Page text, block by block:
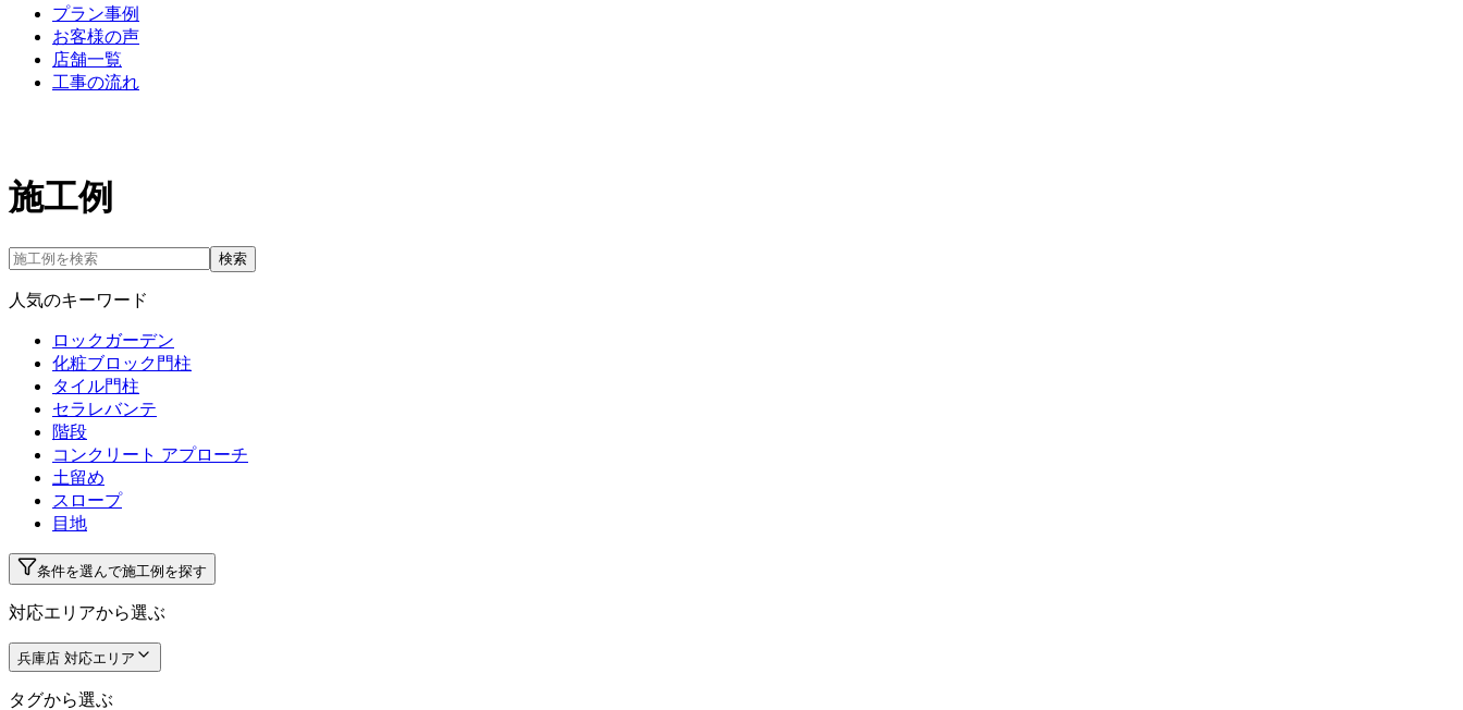
プラン事例
お客様の声
店舗一覧
工事の流れ
施工例
検索
人気のキーワード
ロックガーデン
化粧ブロック門柱
タイル門柱
セラレバンテ
階段
コンクリート アプローチ
土留め
スロープ
目地
条件を選んで施工例を探す
対応エリアから選ぶ
兵庫店 対応エリア
タグから選ぶ